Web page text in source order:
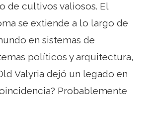
de cultivos valiosos. El
se extiende a lo largo de
en sistemas de
políticos y arquitectura,
Valyria dejó un legado en
Probablemente